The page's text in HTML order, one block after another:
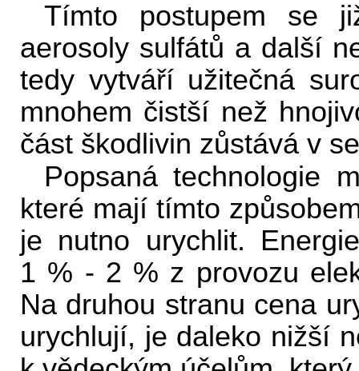
Tímto postupem se
aerosoly sulfátů a další
tedy vytváří užitečná
mnohem čistší než
část škodlivin zůstává v
Popsaná technologie
které mají tímto
je nutno urychlit.
1 % - 2 % z provozu
Na druhou stranu cena
urychlují, je daleko nižší